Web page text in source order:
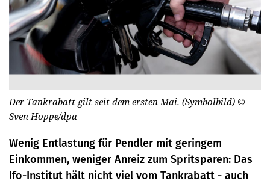
Der Tankrabatt gilt seit dem ersten Mai. (Symbolbild) ©
Sven Hoppe/dpa
Wenig Entlastung für Pendler mit geringem
Einkommen, weniger Anreiz zum Spritsparen: Das
Ifo-Institut hält nicht viel vom Tankrabatt - auch